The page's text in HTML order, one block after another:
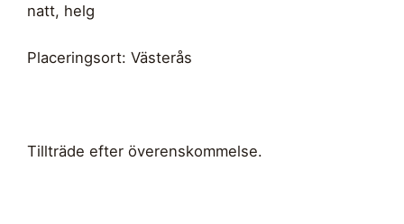
natt, helg
Placeringsort: Västerås
Tillträde efter överenskommelse.